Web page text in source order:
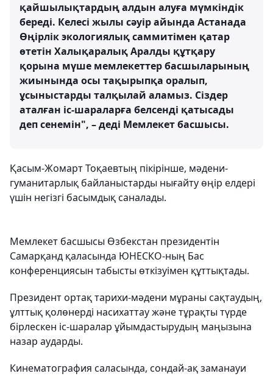
қайшылықтардың алдын алуға мүмкіндік
береді. Келесі жылы сәуір айында Астанада
Өңірлік экологиялық саммитімен қатар
өтетін Халықаралық Аралды құтқару
қорына мүше мемлекеттер басшыларының
жиынында осы тақырыпқа оралып,
ұсыныстарды талқылай аламыз. Сіздер
аталған іс-шараларға белсенді қатысады
деп сенемін", – деді Мемлекет басшысы.
Қасым-Жомарт Тоқаевтың пікірінше, мәдени-
гуманитарлық байланыстарды нығайту өңір елдері
үшін негізгі басымдық саналады.
Мемлекет басшысы Өзбекстан президентін
Самарқанд қаласында ЮНЕСКО-ның Бас
конференциясын табысты өткізуімен құттықтады.
Президент ортақ тарихи-мәдени мұраны сақтаудың,
ұлттық қолөнерді насихаттау және тұрақты түрде
бірлескен іс-шаралар ұйымдастырудың маңызына
назар аударды.
Кинематография саласында, сондай-ақ заманауи